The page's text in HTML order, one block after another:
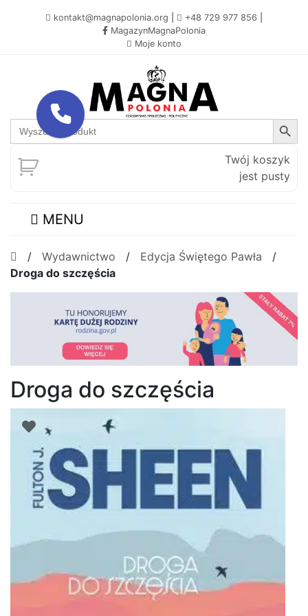
kontakt@magnapolonia.org +48 729 977 856
MagazynMagnaPolonia
Moje konto
Search
for:
Search Button
Twój koszyk
jest pusty
MENU
/ Wydawnictwo / Edycja Świętego Pawła /
Droga do szczęścia
Droga do szczęścia